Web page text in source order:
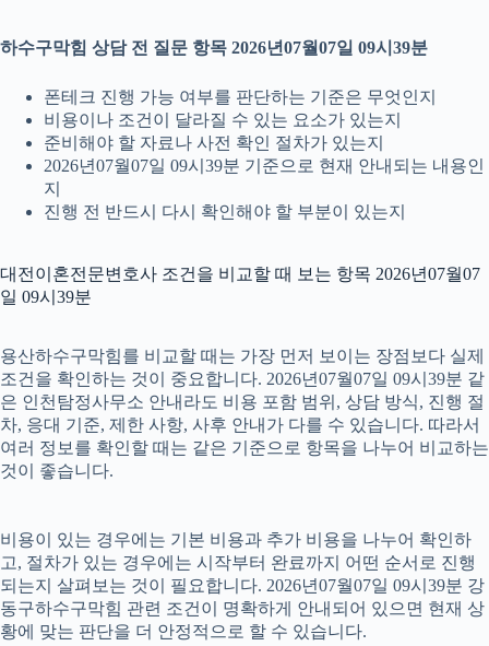
하수구막힘 상담 전 질문 항목 2026년07월07일 09시39분
폰테크 진행 가능 여부를 판단하는 기준은 무엇인지
비용이나 조건이 달라질 수 있는 요소가 있는지
준비해야 할 자료나 사전 확인 절차가 있는지
2026년07월07일 09시39분 기준으로 현재 안내되는 내용인
지
진행 전 반드시 다시 확인해야 할 부분이 있는지
대전이혼전문변호사 조건을 비교할 때 보는 항목 2026년07월07
일 09시39분
용산하수구막힘를 비교할 때는 가장 먼저 보이는 장점보다 실제
조건을 확인하는 것이 중요합니다. 2026년07월07일 09시39분 같
은 인천탐정사무소 안내라도 비용 포함 범위, 상담 방식, 진행 절
차, 응대 기준, 제한 사항, 사후 안내가 다를 수 있습니다. 따라서
여러 정보를 확인할 때는 같은 기준으로 항목을 나누어 비교하는
것이 좋습니다.
비용이 있는 경우에는 기본 비용과 추가 비용을 나누어 확인하
고, 절차가 있는 경우에는 시작부터 완료까지 어떤 순서로 진행
되는지 살펴보는 것이 필요합니다. 2026년07월07일 09시39분 강
동구하수구막힘 관련 조건이 명확하게 안내되어 있으면 현재 상
황에 맞는 판단을 더 안정적으로 할 수 있습니다.